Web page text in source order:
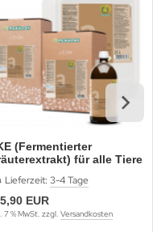
(Fermentierter
für alle Tiere
Lieferzeit: 3-4 Tage
5,90 EUR
7 % MwSt. zzgl. Versandkosten